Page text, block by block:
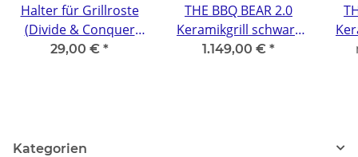
Halter für Grillroste
(Divide & Conquer
System) aus Edelstahl
29,00 € *
THE BBQ BEAR 2.0
Keramikgrill schwarz
Ø21zoll
1.149,00 € *
Kategorien